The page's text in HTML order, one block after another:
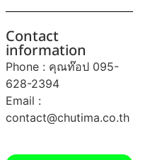
Contact
information
Phone : คุณท๊อป 095-
628-2394
Email :
contact@chutima.co.th